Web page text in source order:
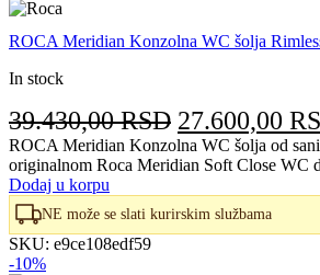
ROCA Meridian Konzolna WC šolja
In stock
39.430,00RSD Originalna
cena
je
bila:
39.430,00
27.600,00
ROCA Meridian Konzolna WC šolja od
originalnom Roca Meridian Soft Close WC
Dodaj u korpu
NE može se slati kurirskim službama
SKU: e9ce108edf59
-10%